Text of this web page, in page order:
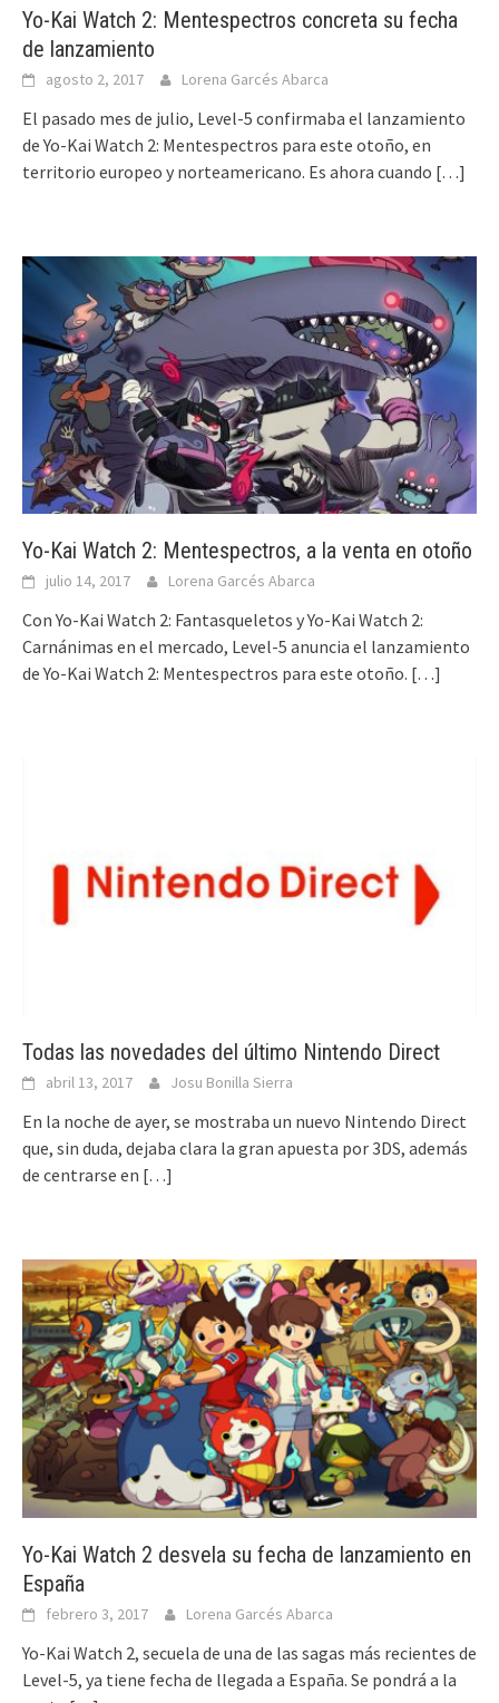
Yo-Kai Watch 2: Mentespectros concreta su fecha
de lanzamiento
agosto 2, 2017 Lorena Garcés Abarca
El pasado mes de julio, Level-5 confirmaba el lanzamiento
de Yo-Kai Watch 2: Mentespectros para este otoño, en
territorio europeo y norteamericano. Es ahora cuando […]
Yo-Kai Watch 2: Mentespectros, a la venta en otoño
julio 14, 2017 Lorena Garcés Abarca
Con Yo-Kai Watch 2: Fantasqueletos y Yo-Kai Watch 2:
Carnánimas en el mercado, Level-5 anuncia el lanzamiento
de Yo-Kai Watch 2: Mentespectros para este otoño. […]
Todas las novedades del último Nintendo Direct
abril 13, 2017 Josu Bonilla Sierra
En la noche de ayer, se mostraba un nuevo Nintendo Direct
que, sin duda, dejaba clara la gran apuesta por 3DS, además
de centrarse en […]
Yo-Kai Watch 2 desvela su fecha de lanzamiento en
España
febrero 3, 2017 Lorena Garcés Abarca
Yo-Kai Watch 2, secuela de una de las sagas más recientes de
Level-5, ya tiene fecha de llegada a España. Se pondrá a la